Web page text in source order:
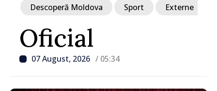
Oficial
07 August, 2026 / 05:34
Descoperă Moldova Sport Externe